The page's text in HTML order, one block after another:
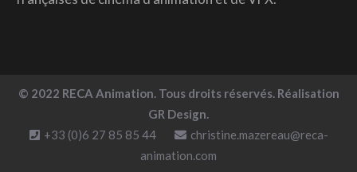
© 2022 RECA Animation. Tous droits réservés. Réalisation
GR Design.
+33 (0)6 27 85 85 44
christine.mazereau@reca-
animation.com